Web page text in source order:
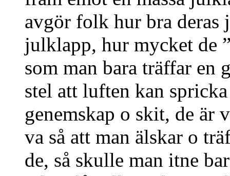
avgör folk hur bra
julklapp, hur mycket de
som man bara träffar en
stel att luften kan
genemskap o skit, de är
va så att man älskar o
de, så skulle man itne